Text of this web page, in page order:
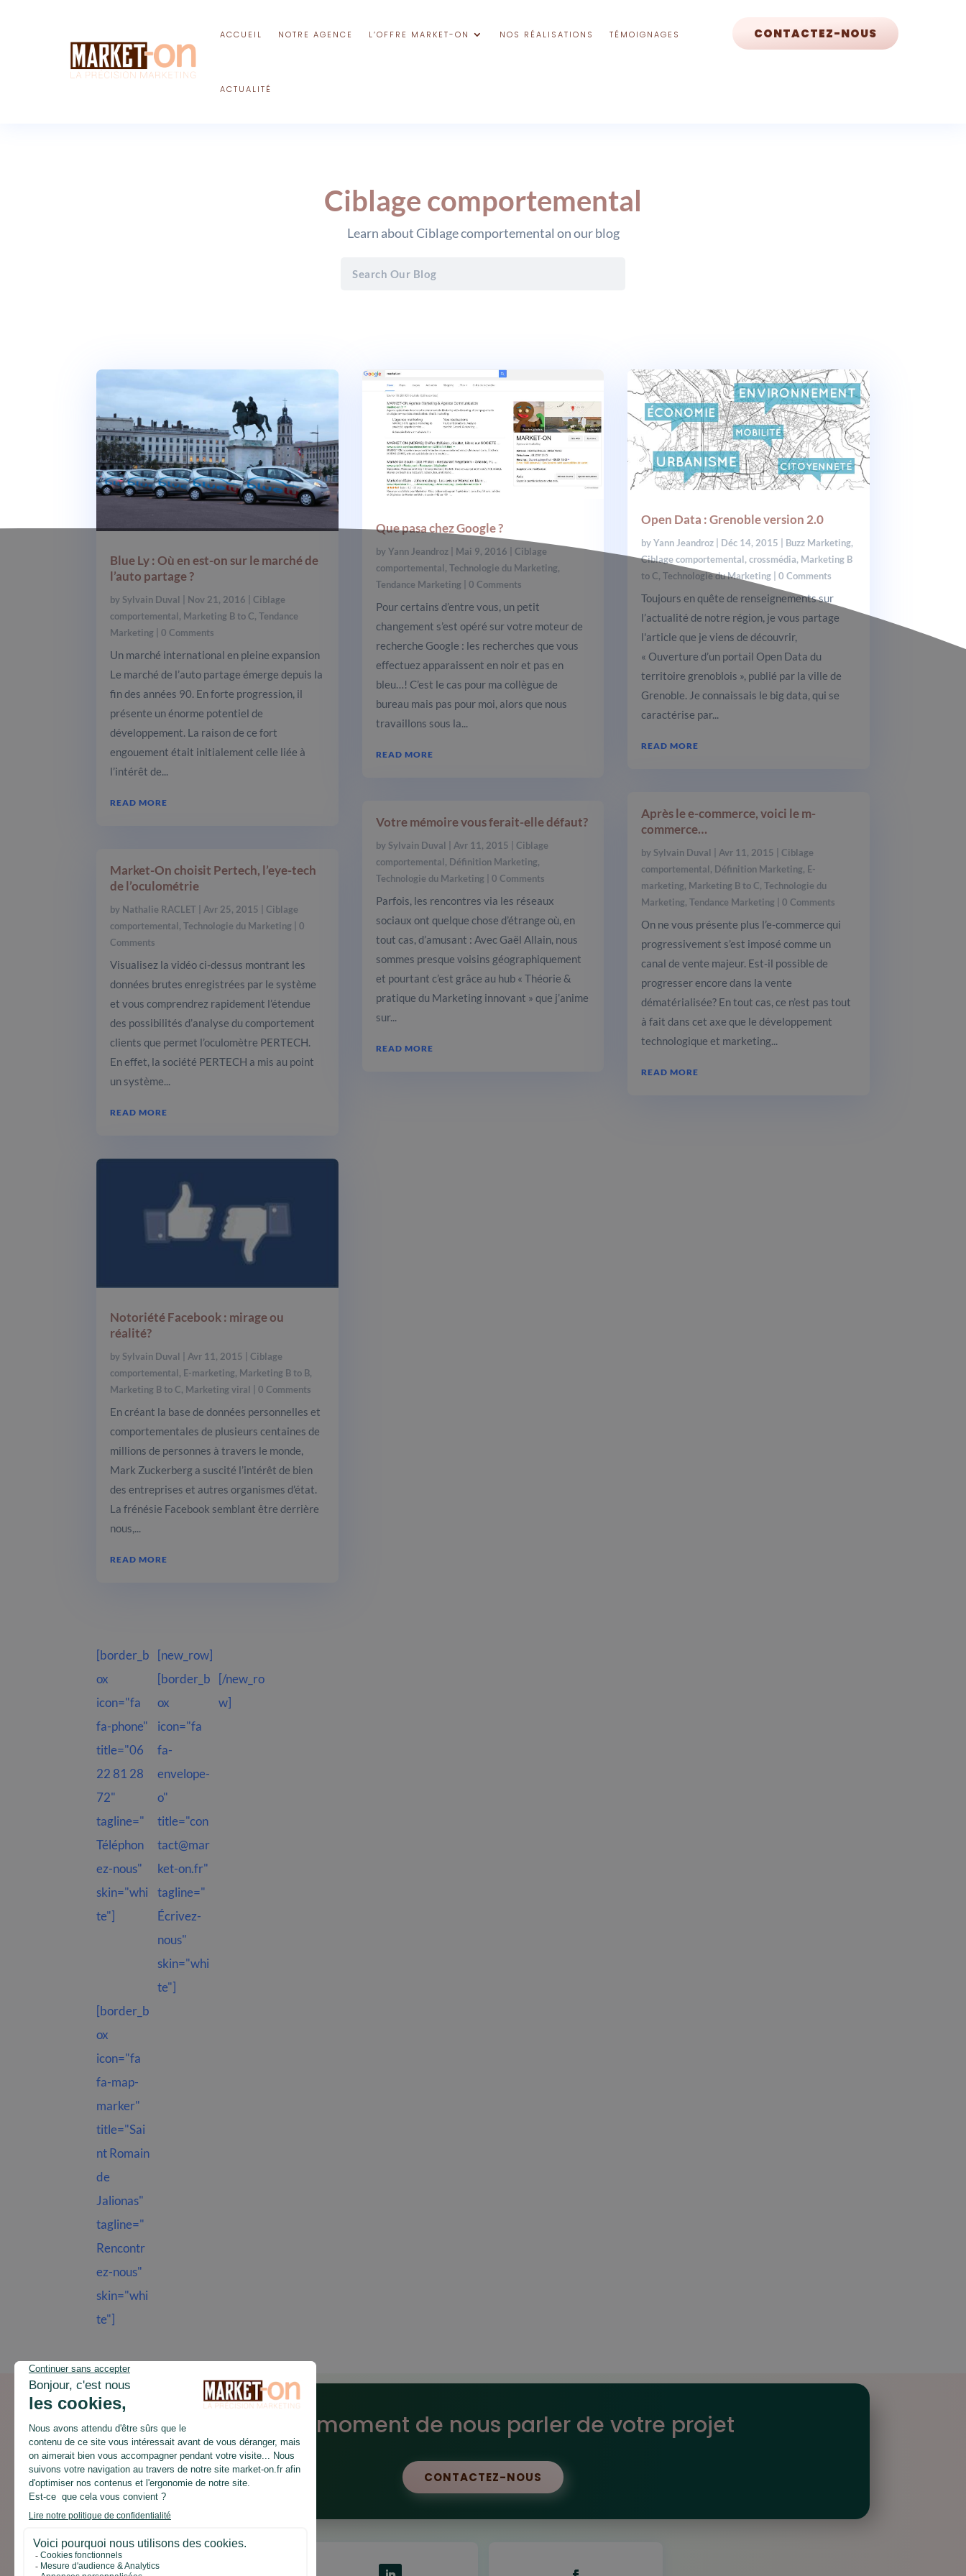
ACCUEIL NOTRE AGENCE L’OFFRE MARKET-ON NOS RÉALISATIONS TÉMOIGNAGES
ACTUALITÉ
CONTACTEZ-NOUS
Ciblage comportemental
Learn about Ciblage comportemental on our blog
Blue Ly : Où en est-on sur le marché de
l’auto partage ?
by Sylvain Duval | Nov 21, 2016 | Ciblage
comportemental, Marketing B to C,Tendance
Marketing | 0 Comments
Un marché international en pleine expansion
Le marché de l’auto partage émerge depuis la
fin des années 90. En forte progression, il
présente un énorme potentiel de
développement. La raison de ce fort
engouement était initialement celle liée à
l’intérêt de...
READ MORE
Market-On choisit Pertech, l’eye-tech
de l’oculométrie
by Nathalie RACLET Avr 25, 2015
Ciblage
comportemental,Technologie du Marketing | 0
Comments
Visualisez la vidéo ci-dessus montrant les
données brutes enregistrées par le système
et vous comprendrez rapidement l’étendue
des possibilités d’analyse du comportement
clients que permet l’oculomètre PERTECH.
En effet, la société PERTECH a mis au point
un système...
READ MORE
Notoriété Facebook : mirage ou
réalité?
by Sylvain Duval |Avr 11, 2015
Ciblage
comportemental, E-marketing, Marketing B to B,
Marketing B to C, Marketing viral | 0 Comments
En créant la base de données personnelles et
comportementales de plusieurs centaines de
millions de personnes à travers le monde,
Mark Zuckerberg a suscité l’intérêt de bien
des entreprises et autres organismes d’état.
La frénésie Facebook semblant être derrière
nous,...
READ MORE
Que pasa chez Google ?
byYann Jeandroz| Mai 9, 2016
Ciblage
comportemental, Technologie du Marketing,
Tendance Marketing| 0 Comments
Pour certains d’entre vous, un petit
changement s’est opéré sur votre moteur de
recherche Google : les recherches que vous
effectuez apparaissent en noir et pas en
bleu…! C’est le cas pour ma collègue de
bureau mais pas pour moi, alors que nous
travaillons sous la...
READ MORE
Votre mémoire vous ferait-elle défaut?
by Sylvain Duval Avr 11, 2015
Ciblage
comportemental, Définition Marketing,
Technologie du Marketing| 0 Comments
Parfois, les rencontres via les réseaux
sociaux ont quelque chose d’étrange où, en
tout cas, d’amusant : Avec Gaël Allain, nous
sommes presque voisins géographiquement
et pourtant c’est grâce au hub « Théorie &
pratique du Marketing innovant » que j’anime
sur...
READ MORE
Open Data : Grenoble version 2.0
byYann Jeandroz| Déc 14, 2015 Buzz Marketing,
Ciblage comportemental, crossmédia, Marketing B
to C, Technologie du Marketing| 0 Comments
Toujours en quête de renseignements sur
l’actualité de notre région, je vous partage
l'article que je viens de découvrir,
« Ouverture d’un portail Open Data du
territoire grenoblois », publié par la ville de
Grenoble. Je connaissais le big data, qui se
caractérise par...
READ MORE
Après le e-commerce, voici le m-
commerce…
by Sylvain Duval Avr 11, 2015
Ciblage
comportemental, Définition Marketing, E-
marketing, Marketing B to C, Technologie du
Marketing, Tendance Marketing| 0 Comments
On ne vous présente plus l’e-commerce qui
progressivement s’est imposé comme un
canal de vente majeur. Est-il possible de
progresser encore dans la vente
dématérialisée? En tout cas, ce n’est pas tout
à fait dans cet axe que le développement
technologique et marketing...
READ MORE
[new_row]
[border_b
ox
icon="fa
fa-phone"
title="06
22 81 28
72"
tagline="
Téléphon
ez-nous"
skin="whi
te"]
[border_b
ox
icon="fa
fa-
envelope-
o"
title="con
tact@mar
ket-on.fr"
tagline="
Écrivez-
nous"
skin="whi
te"]
[border_b
ox
icon="fa
fa-map-
marker"
title="Sai
nt Romain
de
Jalionas"
tagline="
Rencontr
ez-nous"
skin="whi
te"]
[/new_ro
w]
C’est le moment de nous parler de votre projet
CONTACTEZ-NOUS